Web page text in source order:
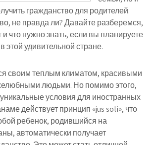
гражданство для родителей.
не правда ли? Давайте разберемся,
и что нужно знать, если вы планируете
этой удивительной стране.
своим теплым климатом, красивыми
людьми. Но помимо этого,
условия для иностранных
действует принцип «jus soli», что
ребенок, родившийся на
автоматически получает